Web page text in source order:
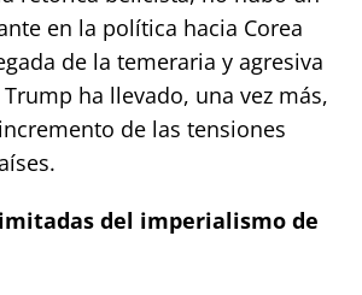
en la política hacia Corea
de la temeraria y agresiva
ha llevado, una vez más,
de las tensiones
del imperialismo de